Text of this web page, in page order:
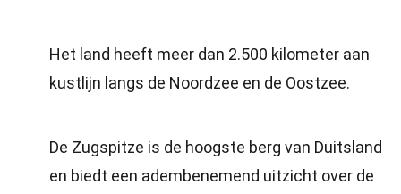
Het land heeft meer dan 2.500 kilometer aan
kustlijn langs de Noordzee en de Oostzee.
De Zugspitze is de hoogste berg van Duitsland
en biedt een adembenemend uitzicht over de